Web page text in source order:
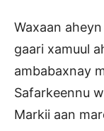
Waxaan
gaari xamuul
ambabaxnay
Safarkeennu
Markii aan